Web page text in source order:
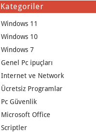
Kategoriler
Windows 11
Windows 10
Windows 7
Genel Pc ipuçları
Internet ve Network
Ücretsiz Programlar
Pc Güvenlik
Microsoft Office
Scriptler